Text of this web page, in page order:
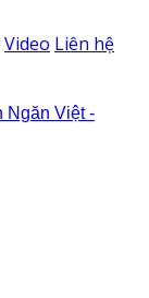
Video Liên hệ